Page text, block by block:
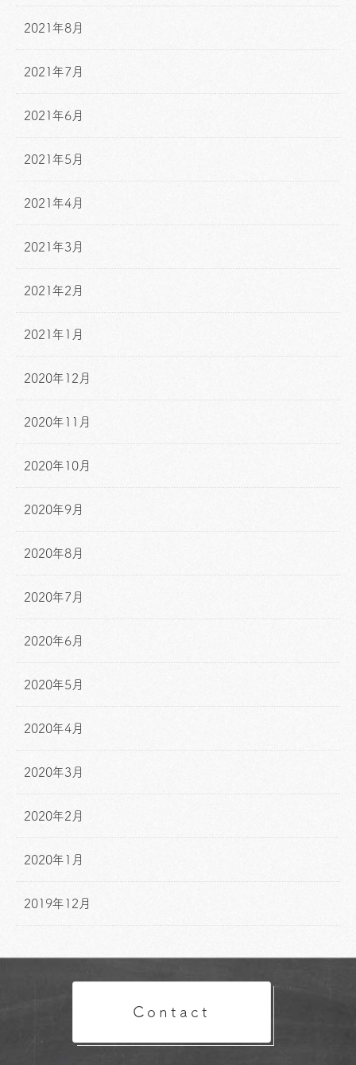
2021年8月
2021年7月
2021年6月
2021年5月
2021年4月
2021年3月
2021年2月
2021年1月
2020年12月
2020年11月
2020年10月
2020年9月
2020年8月
2020年7月
2020年6月
2020年5月
2020年4月
2020年3月
2020年2月
2020年1月
2019年12月
Contact